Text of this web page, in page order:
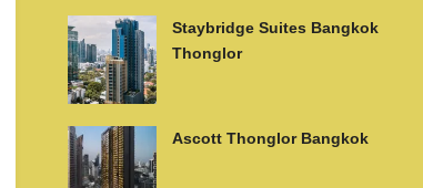
Staybridge Suites Bangkok
Thonglor
Ascott Thonglor Bangkok